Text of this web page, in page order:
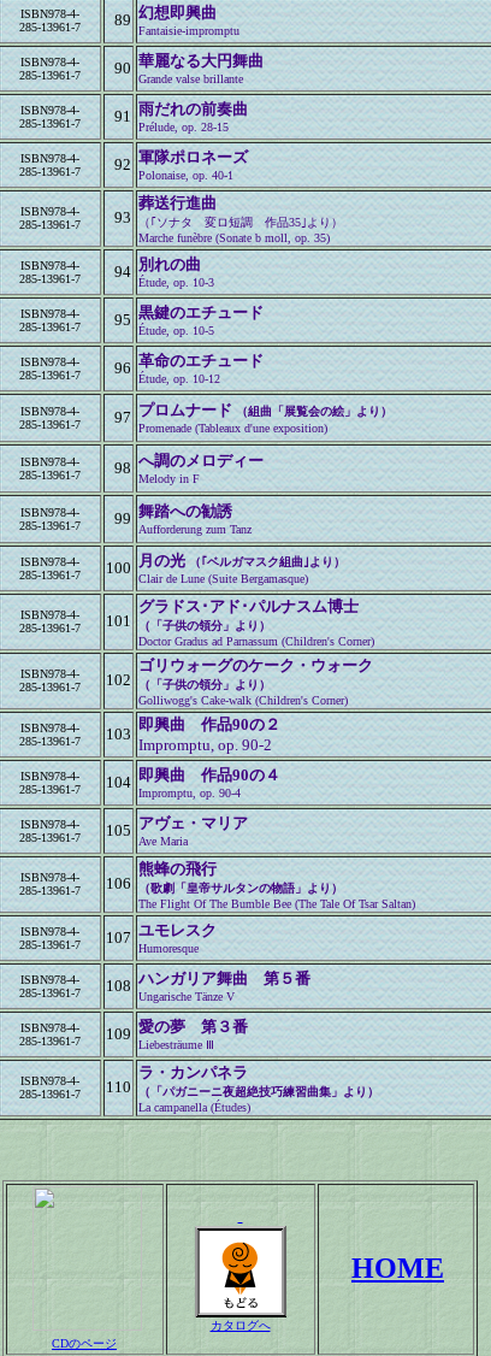
ISBN978-4-
285-13961-7
89 幻想即興曲
Fantaisie-impromptu
ISBN978-4-
285-13961-7
90 華麗なる大円舞曲
Grande valse brillante
ISBN978-4-
285-13961-7
91 雨だれの前奏曲
Prélude, op. 28-15
ISBN978-4-
285-13961-7
92 軍隊ポロネーズ
Polonaise, op. 40-1
ISBN978-4-
285-13961-7
93
葬送行進曲
（｢ソナタ 変ロ短調 作品35｣より）
Marche funèbre (Sonate b moll, op. 35)
ISBN978-4-
285-13961-7
94 別れの曲
Étude, op. 10-3
ISBN978-4-
285-13961-7
95 黒鍵のエチュード
Étude, op. 10-5
ISBN978-4-
285-13961-7
96 革命のエチュード
Étude, op. 10-12
ISBN978-4-
285-13961-7
97 プロムナード（組曲「展覧会の絵」より）
Promenade (Tableaux d'une exposition)
ISBN978-4-
285-13961-7
98 へ調のメロディー
Melody in F
ISBN978-4-
285-13961-7
99 舞踏への勧誘
Aufforderung zum Tanz
ISBN978-4-
285-13961-7
100 月の光
（｢ベルガマスク組曲｣より）
Clair de Lune (Suite Bergamasque)
ISBN978-4-
285-13961-7
101
グラドス･アド･パルナスム博士
（「子供の領分」より）
Doctor Gradus ad Parnassum (Children's Corner)
ISBN978-4-
285-13961-7
102
ゴリウォーグのケーク・ウォーク
（「子供の領分」より）
Golliwogg's Cake-walk (Children's Corner)
ISBN978-4-
285-13961-7
103
即興曲 作品90の２
Impromptu, op. 90-2
ISBN978-4-
285-13961-7
104 即興曲 作品90の４
Impromptu, op. 90-4
ISBN978-4-
285-13961-7
105 アヴェ・マリア
Ave Maria
ISBN978-4-
285-13961-7
106
熊蜂の飛行
（歌劇「皇帝サルタンの物語」より）
The Flight Of The Bumble Bee (The Tale Of Tsar Saltan)
ISBN978-4-
285-13961-7
107 ユモレスク
Humoresque
ISBN978-4-
285-13961-7
108 ハンガリア舞曲 第５番
Ungarische Tänze V
ISBN978-4-
285-13961-7
109 愛の夢 第３番
Liebesträume Ⅲ
ISBN978-4-
285-13961-7
110
ラ・カンパネラ
（「パガニーニ夜超絶技巧練習曲集」より）
La campanella (Études)
CDのページ
カタログへ
HOME